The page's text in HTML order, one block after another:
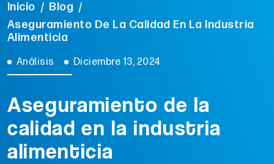
Inicio / Blog /
Aseguramiento De La Calidad En La Industria
Alimenticia
Análisis Diciembre 13, 2024
Aseguramiento de la
calidad en la industria
alimenticia